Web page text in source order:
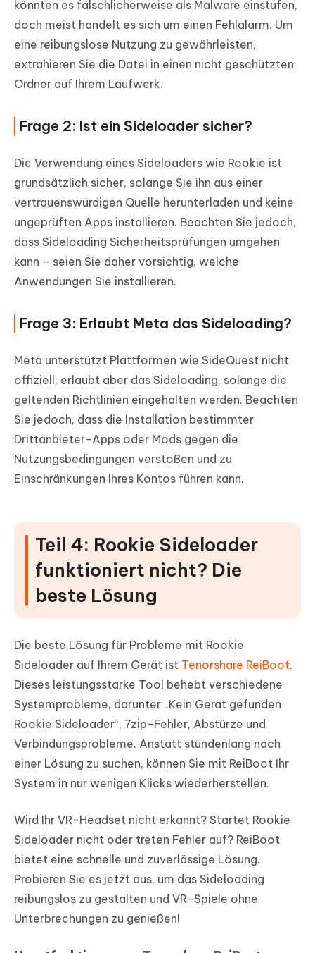
könnten es fälschlicherweise als Malware einstufen,
doch meist handelt es sich um einen Fehlalarm. Um
eine reibungslose Nutzung zu gewährleisten,
extrahieren Sie die Datei in einen nicht geschützten
Ordner auf Ihrem Laufwerk.
Frage 2: Ist ein Sideloader sicher?
Die Verwendung eines Sideloaders wie Rookie ist
grundsätzlich sicher, solange Sie ihn aus einer
vertrauenswürdigen Quelle herunterladen und keine
ungeprüften Apps installieren. Beachten Sie jedoch,
dass Sideloading Sicherheitsprüfungen umgehen
kann – seien Sie daher vorsichtig, welche
Anwendungen Sie installieren.
Frage 3: Erlaubt Meta das Sideloading?
Meta unterstützt Plattformen wie SideQuest nicht
offiziell, erlaubt aber das Sideloading, solange die
geltenden Richtlinien eingehalten werden. Beachten
Sie jedoch, dass die Installation bestimmter
Drittanbieter-Apps oder Mods gegen die
Nutzungsbedingungen verstoßen und zu
Einschränkungen Ihres Kontos führen kann.
Teil 4: Rookie Sideloader
funktioniert nicht? Die
beste Lösung
Die beste Lösung für Probleme mit Rookie
Sideloader auf Ihrem Gerät ist Tenorshare ReiBoot.
Dieses leistungsstarke Tool behebt verschiedene
Systemprobleme, darunter „Kein Gerät gefunden
Rookie Sideloader“, 7zip-Fehler, Abstürze und
Verbindungsprobleme. Anstatt stundenlang nach
einer Lösung zu suchen, können Sie mit ReiBoot Ihr
System in nur wenigen Klicks wiederherstellen.
Wird Ihr VR-Headset nicht erkannt? Startet Rookie
Sideloader nicht oder treten Fehler auf? ReiBoot
bietet eine schnelle und zuverlässige Lösung.
Probieren Sie es jetzt aus, um das Sideloading
reibungslos zu gestalten und VR-Spiele ohne
Unterbrechungen zu genießen!